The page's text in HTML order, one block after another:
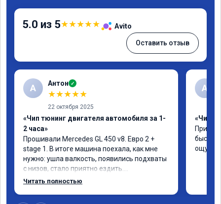
5.0 из 5★★★★★ Avito
Оставить отзыв
А Антон ✓
★★★★★
22 октября 2025
«Чип тюнинг двигателя автомобиля за 1-
2 часа»
Прошивали Mercedes GL 450 v8. Евро 2 +
stage 1. В итоге машина поехала, как мне
нужно: ушла валкость, появились подхваты
с низов, стало приятно ездить.
Одни из лучших трат, в авто! 🔥
Читать полностью
A
«Чип